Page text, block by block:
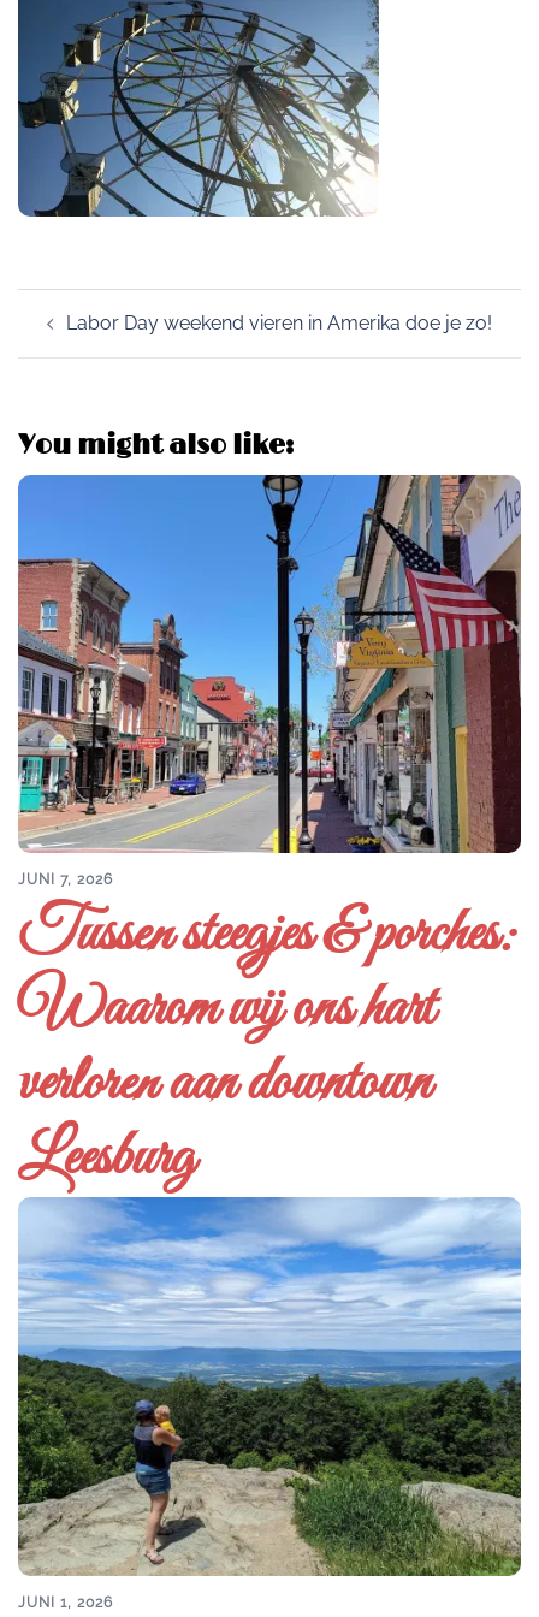
Post
navigation
Labor Day weekend vieren in Amerika doe je zo!
You might also like:
JUNI 7, 2026
Tussen steegjes & porches:
Waarom wij ons hart
verloren aan downtown
Leesburg
JUNI 1, 2026